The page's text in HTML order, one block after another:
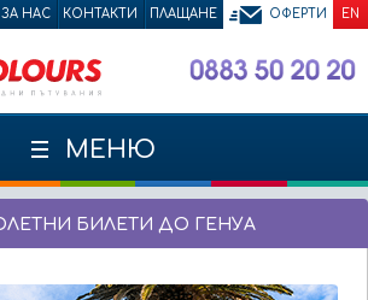
ЗА НАС КОНТАКТИ ПЛАЩАНЕ ОФЕРТИ EN
МЕНЮ
БИЛЕТИ ДО ГЕНУА